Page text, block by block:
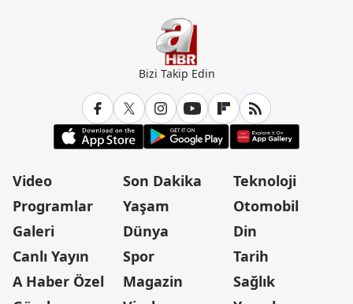
Bizi Takip Edin
Video
Programlar
Galeri
Canlı Yayın
A Haber Özel
Son Dakika
Yaşam
Dünya
Spor
Magazin
Teknoloji
Otomobil
Din
Tarih
Sağlık